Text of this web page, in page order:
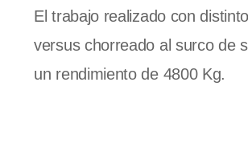
El trabajo realizado con
versus chorreado al surco de
un rendimiento de 4800 Kg.